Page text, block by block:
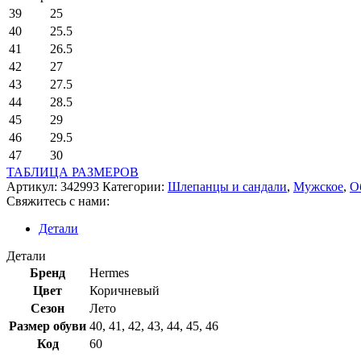
39
25
40
25.5
41
26.5
42
27
43
27.5
44
28.5
45
29
46
29.5
47
30
ТАБЛИЦА РАЗМЕРОВ
Артикул: 342993 Категории: Шлепанцы и сандали, Мужское,
Свяжитесь с нами:
Детали
Детали
Бренд
Hermes
Цвет
Коричневый
Сезон
Лето
Размер обуви 40, 41 , 42, 43, 44, 45, 46
Код
60